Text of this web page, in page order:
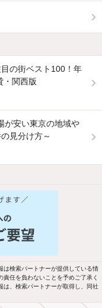
の街ベスト100！年
・関西版
が安い東京の地域や
見分け方～
は検索パートナーが提供している情
任を負わないことを予めご了承く
は、検索パートナーが取得し、同社